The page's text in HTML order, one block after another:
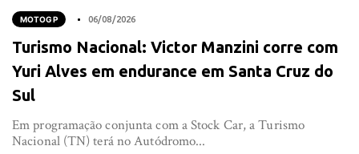
MOTOGP 06/08/2026
Turismo Nacional: Victor Manzini corre com
Yuri Alves em endurance em Santa Cruz do
Sul
Em programação conjunta com a Stock Car, a Turismo
Nacional (TN) terá no Autódromo...